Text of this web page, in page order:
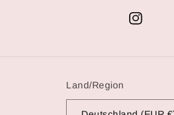
Instagram
Land/Region